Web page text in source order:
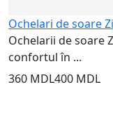
Ochelari de soare
Ochelarii de soare
confortul în ...
360 MDL400 MDL